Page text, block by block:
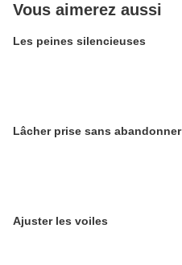
Vous aimerez aussi
Les peines silencieuses
Lâcher prise sans abandonner
Ajuster les voiles